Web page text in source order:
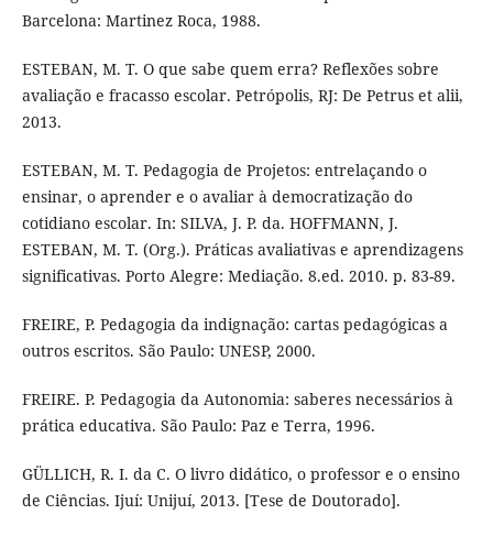
Barcelona: Martinez Roca, 1988.
ESTEBAN, M. T. O que sabe quem erra? Reflexões sobre
avaliação e fracasso escolar. Petrópolis, RJ: De Petrus et alii,
2013.
ESTEBAN, M. T. Pedagogia de Projetos: entrelaçando o
ensinar, o aprender e o avaliar à democratização do
cotidiano escolar. In: SILVA, J. P. da. HOFFMANN, J.
ESTEBAN, M. T. (Org.). Práticas avaliativas e aprendizagens
significativas. Porto Alegre: Mediação. 8.ed. 2010. p. 83-89.
FREIRE, P. Pedagogia da indignação: cartas pedagógicas a
outros escritos. São Paulo: UNESP, 2000.
FREIRE. P. Pedagogia da Autonomia: saberes necessários à
prática educativa. São Paulo: Paz e Terra, 1996.
GÜLLICH, R. I. da C. O livro didático, o professor e o ensino
de Ciências. Ijuí: Unijuí, 2013. [Tese de Doutorado].